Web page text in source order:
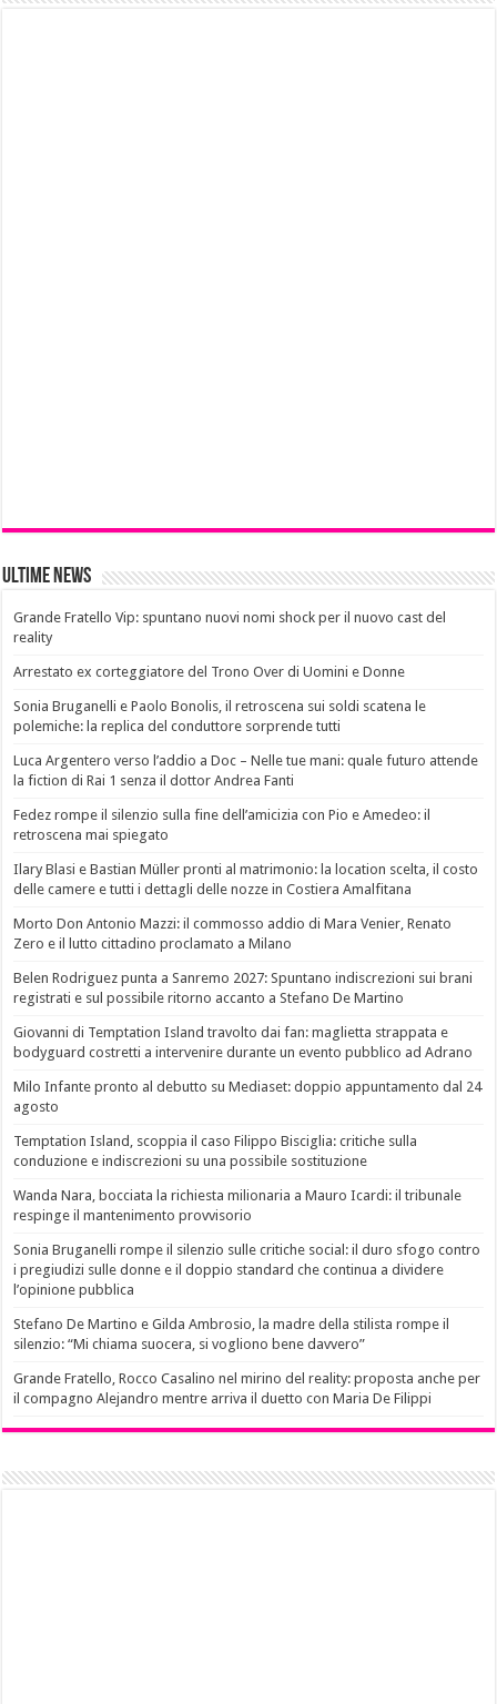
Ultime News
Grande Fratello Vip: spuntano nuovi nomi shock per il nuovo cast del
reality
Arrestato ex corteggiatore del Trono Over di Uomini e Donne
Sonia Bruganelli e Paolo Bonolis, il retroscena sui soldi scatena le
polemiche: la replica del conduttore sorprende tutti
Luca Argentero verso l’addio a Doc – Nelle tue mani: quale futuro attende
la fiction di Rai 1 senza il dottor Andrea Fanti
Fedez rompe il silenzio sulla fine dell’amicizia con Pio e Amedeo: il
retroscena mai spiegato
Ilary Blasi e Bastian Müller pronti al matrimonio: la location scelta, il costo
delle camere e tutti i dettagli delle nozze in Costiera Amalfitana
Morto Don Antonio Mazzi: il commosso addio di Mara Venier, Renato
Zero e il lutto cittadino proclamato a Milano
Belen Rodriguez punta a Sanremo 2027: Spuntano indiscrezioni sui brani
registrati e sul possibile ritorno accanto a Stefano De Martino
Giovanni di Temptation Island travolto dai fan: maglietta strappata e
bodyguard costretti a intervenire durante un evento pubblico ad Adrano
Milo Infante pronto al debutto su Mediaset: doppio appuntamento dal 24
agosto
Temptation Island, scoppia il caso Filippo Bisciglia: critiche sulla
conduzione e indiscrezioni su una possibile sostituzione
Wanda Nara, bocciata la richiesta milionaria a Mauro Icardi: il tribunale
respinge il mantenimento provvisorio
Sonia Bruganelli rompe il silenzio sulle critiche social: il duro sfogo contro
i pregiudizi sulle donne e il doppio standard che continua a dividere
l’opinione pubblica
Stefano De Martino e Gilda Ambrosio, la madre della stilista rompe il
silenzio: “Mi chiama suocera, si vogliono bene davvero”
Grande Fratello, Rocco Casalino nel mirino del reality: proposta anche per
il compagno Alejandro mentre arriva il duetto con Maria De Filippi